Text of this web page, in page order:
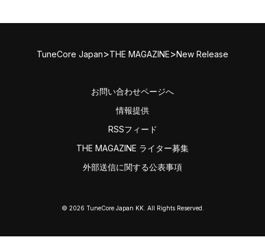
TuneCore Japan>THE MAGAZINE>New Release
お問い合わせページへ
情報提供
RSSフィード
THE MAGAZINE ライター募集
外部送信に関する公表事項
© 2026 TuneCore Japan KK. All Rights Reserved.